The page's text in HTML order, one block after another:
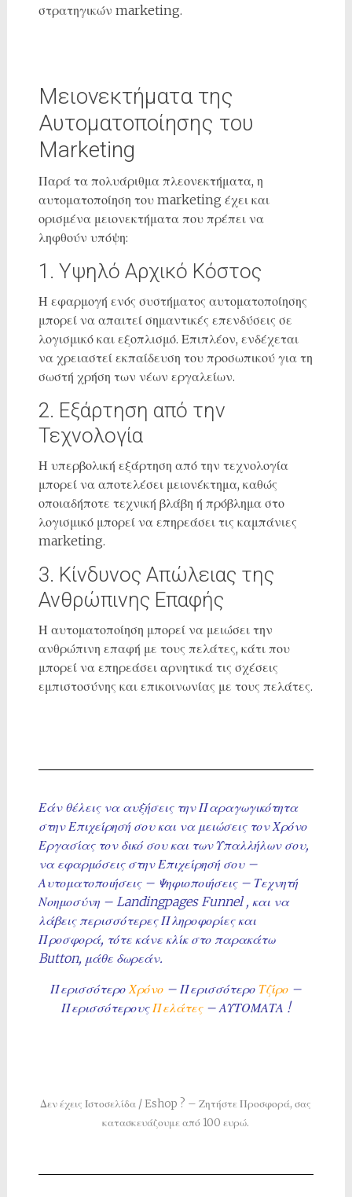
στρατηγικών marketing.
Μειονεκτήματα της
Αυτοματοποίησης του
Marketing
Παρά τα πολυάριθμα πλεονεκτήματα, η
αυτοματοποίηση του marketing έχει και
ορισμένα μειονεκτήματα που πρέπει να
ληφθούν υπόψη:
1. Υψηλό Αρχικό Κόστος
Η εφαρμογή ενός συστήματος αυτοματοποίησης
μπορεί να απαιτεί σημαντικές επενδύσεις σε
λογισμικό και εξοπλισμό. Επιπλέον, ενδέχεται
να χρειαστεί εκπαίδευση του προσωπικού για τη
σωστή χρήση των νέων εργαλείων.
2. Εξάρτηση από την
Τεχνολογία
Η υπερβολική εξάρτηση από την τεχνολογία
μπορεί να αποτελέσει μειονέκτημα, καθώς
οποιαδήποτε τεχνική βλάβη ή πρόβλημα στο
λογισμικό μπορεί να επηρεάσει τις καμπάνιες
marketing.
3. Κίνδυνος Απώλειας της
Ανθρώπινης Επαφής
Η αυτοματοποίηση μπορεί να μειώσει την
ανθρώπινη επαφή με τους πελάτες, κάτι που
μπορεί να επηρεάσει αρνητικά τις σχέσεις
εμπιστοσύνης και επικοινωνίας με τους πελάτες.
Εάν θέλεις να αυξήσεις την Παραγωγικότητα
στην Επιχείρησή σου και να μειώσεις τον Χρόνο
Εργασίας τον δικό σου και των Υπαλλήλων σου,
να εφαρμόσεις στην Επιχείρησή σου –
Αυτοματοποιήσεις – Ψηφιοποιήσεις – Τεχνητή
Νοημοσύνη – Landingpages Funnel , και να
λάβεις περισσότερες Πληροφορίες και
Προσφορά, τότε κάνε κλίκ στο παρακάτω
Button, μάθε δωρεάν.
ΠερισσότεροΧρόνο– Περισσότερο Τζίρο–
ΠερισσότερουςΠελάτες– ΑΥΤΟΜΑΤΑ !
Δεν έχεις Ιστοσελίδα / Eshop ? – Ζητήστε Προσφορά, σας
κατασκευάζουμε από 100 ευρώ.